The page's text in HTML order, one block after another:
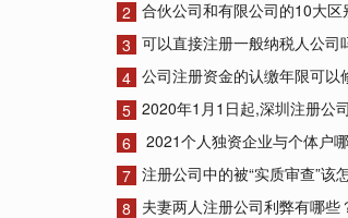
2 合伙公司和有限公司的10大区
3 可以直接注册一般纳税人公司
4 公司注册资金的认缴年限可以
5 2020年1月1日起,深圳注册公
6
2021个人独资企业与个体户
7 注册公司中的被“实质审查”该
8 夫妻两人注册公司利弊有哪些